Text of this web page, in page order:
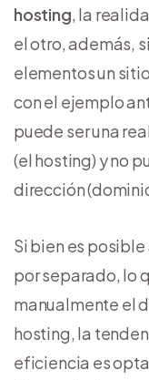
hosting, la
el otro, además,
elementos un
con el ejemplo
puede ser una
(el hosting) y no
dirección
Si bien es
por separado, lo
manualmente el
hosting, la
eficiencia es